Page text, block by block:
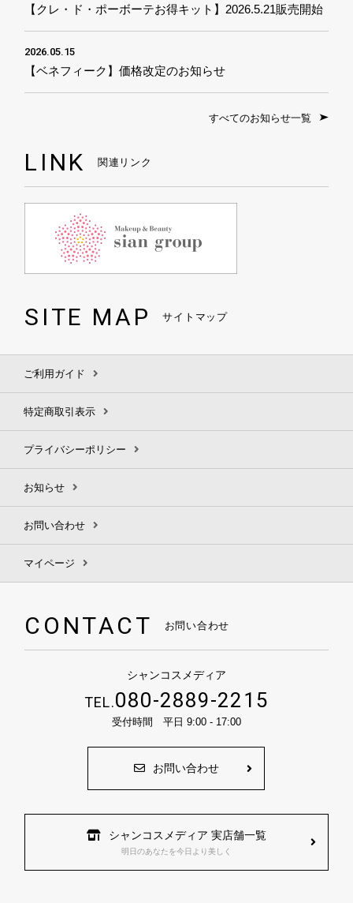
【クレ・ド・ポーボーテお得キット】2026.5.21販売開始
2026.05.15
【ベネフィーク】価格改定のお知らせ
すべてのお知らせ一覧
LINK 関連リンク
SITE MAP サイトマップ
ご利用ガイド
特定商取引表示
プライバシーポリシー
お知らせ
お問い合わせ
マイページ
CONTACT お問い合わせ
シャンコスメディア
TEL.080-2889-2215
受付時間 平日 9:00 - 17:00
お問い合わせ
シャンコスメディア 実店舗一覧
明日のあなたを今日より美しく